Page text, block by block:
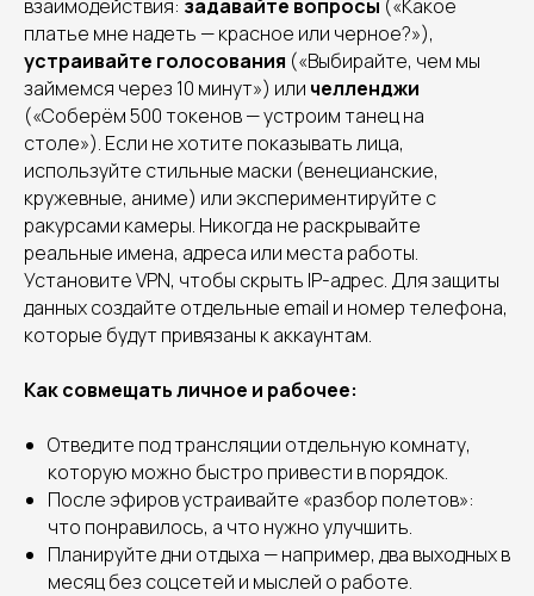
взаимодействия: задавайте вопросы («Какое
платье мне надеть — красное или черное?»),
устраивайте голосования («Выбирайте, чем мы
займемся через 10 минут») или челленджи
(«Соберём 500 токенов — устроим танец на
столе»). Если не хотите показывать лица,
используйте стильные маски (венецианские,
кружевные, аниме) или экспериментируйте с
ракурсами камеры. Никогда не раскрывайте
реальные имена, адреса или места работы.
Установите VPN, чтобы скрыть IP-адрес. Для защиты
данных создайте отдельные email и номер телефона,
которые будут привязаны к аккаунтам.
Как совмещать личное и рабочее:
Отведите под трансляции отдельную комнату,
которую можно быстро привести в порядок.
После эфиров устраивайте «разбор полетов»:
что понравилось, а что нужно улучшить.
Планируйте дни отдыха — например, два выходных в
месяц без соцсетей и мыслей о работе.